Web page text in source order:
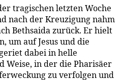
tragischen letzten Woche
nach der Kreuzigung nahm
Bethsaida zurück. Er hielt
um auf Jesus und die
dabei in helle
Weise, in der die Pharisäer
zu verfolgen und